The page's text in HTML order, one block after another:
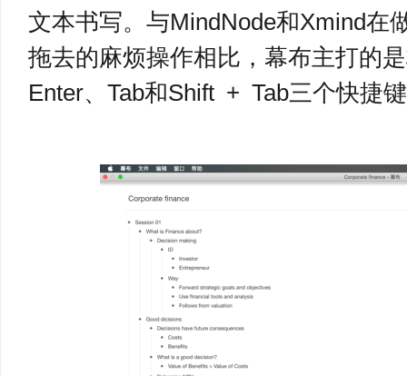
文本书写。与MindNode和Xmind在
拖去的麻烦操作相比，幕布主打的
Enter、Tab和Shift + Tab三个快捷